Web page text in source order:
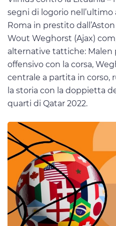
segni di logorio nell’ultimo
Roma in prestito
Wout Weghorst (Ajax)
alternative tattiche: Malen
offensivo con la corsa,
centrale a partita in corso,
la storia con la doppietta
quarti di Qatar 2022.